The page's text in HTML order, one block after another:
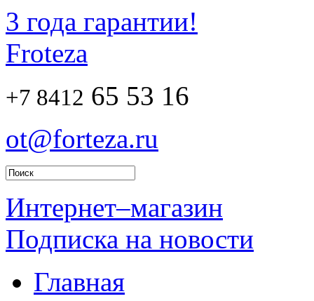
3 года гарантии!
Froteza
+7 8412 65 53 16
ot@forteza.ru
Интернет–магазин
Подписка на новости
Главная